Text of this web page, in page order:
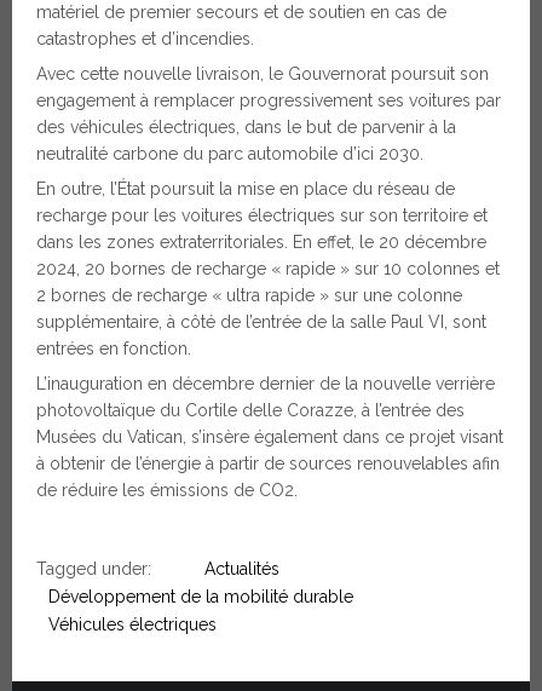
matériel de premier secours et de soutien en cas de
catastrophes et d’incendies.
Avec cette nouvelle livraison, le Gouvernorat poursuit son
engagement à remplacer progressivement ses voitures par
des véhicules électriques, dans le but de parvenir à la
neutralité carbone du parc automobile d’ici 2030.
En outre, l’État poursuit la mise en place du réseau de
recharge pour les voitures électriques sur son territoire et
dans les zones extraterritoriales. En effet, le 20 décembre
2024, 20 bornes de recharge « rapide » sur 10 colonnes et
2 bornes de recharge « ultra rapide » sur une colonne
supplémentaire, à côté de l’entrée de la salle Paul VI, sont
entrées en fonction.
L’inauguration en décembre dernier de la nouvelle verrière
photovoltaïque du Cortile delle Corazze, à l’entrée des
Musées du Vatican, s’insère également dans ce projet visant
à obtenir de l’énergie à partir de sources renouvelables afin
de réduire les émissions de CO2.
Tagged under:
Actualités
Développement de la mobilité durable
Véhicules électriques